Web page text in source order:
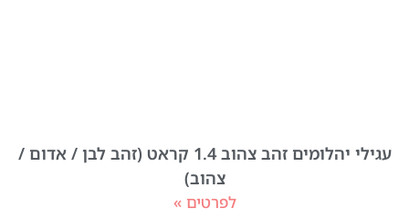
עגילי יהלומים זהב צהוב 1.4 קראט (זהב לבן / אדום /
צהוב)
לפרטים »